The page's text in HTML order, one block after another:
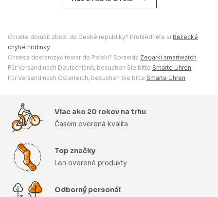
Chcete doručit zboží do České republiky? Prohlédněte si Běžecké
chytré hodinky
Chcesz dostarczyć towar do Polski? Sprawdź Zegarki smartwatch
Für Versand nach Deutschland, besuchen Sie bitte Smarte Uhren
Für Versand nach Österreich, besuchen Sie bitte Smarte Uhren
Viac ako 20 rokov na trhu
Časom overená kvalita
Top značky
Len overené produkty
Odborný personál